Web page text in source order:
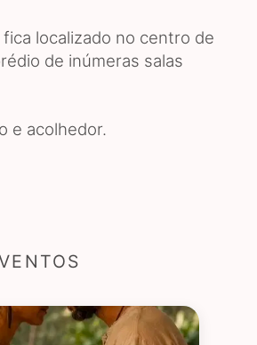
localizado no centro de
de inúmeras salas
e acolhedor.